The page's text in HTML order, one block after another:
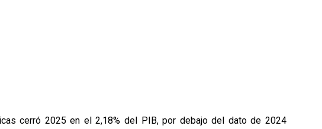
cerró 2025 en el 2,18% del PIB, por debajo del dato de 2024